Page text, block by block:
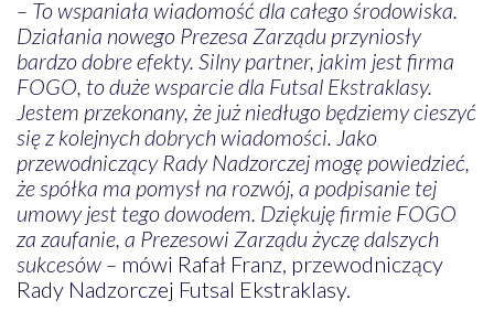
– To wspaniała wiadomość dla całego środowiska.
Działania nowego Prezesa Zarządu przyniosły
bardzo dobre efekty. Silny partner, jakim jest firma
FOGO, to duże wsparcie dla Futsal Ekstraklasy.
Jestem przekonany, że już niedługo będziemy cieszyć
się z kolejnych dobrych wiadomości. Jako
przewodniczący Rady Nadzorczej mogę powiedzieć,
że spółka ma pomysł na rozwój, a podpisanie tej
umowy jest tego dowodem. Dziękuję firmie FOGO
za zaufanie, a Prezesowi Zarządu życzę dalszych
sukcesów – mówi Rafał Franz, przewodniczący
Rady Nadzorczej Futsal Ekstraklasy.